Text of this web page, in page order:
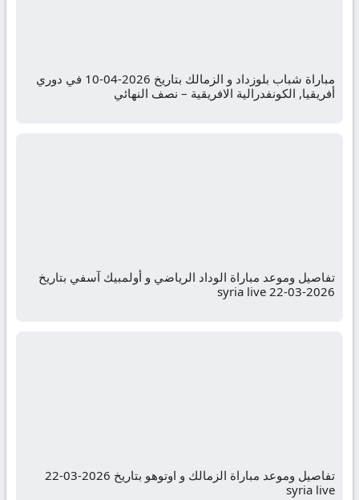
مباراة شباب بلوزداد و الزمالك بتاريخ 2026-04-10 في دوري
أفريقيا, الكونفدرالية الافريقية – نصف النهائي
تفاصيل وموعد مباراة الوداد الرياضي و أولمبيك آسفي بتاريخ
2026-03-22 syria live
تفاصيل وموعد مباراة الزمالك و اوتوهو بتاريخ 2026-03-22
syria live